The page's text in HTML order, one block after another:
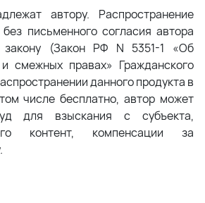
автору. Распространение
письменного согласия автора
закону (Закон РФ N 5351-1 «Об
смежных правах» Гражданского
данного продукта в
числе бесплатно, автор может
для взыскания с субъекта,
контент, компенсации за